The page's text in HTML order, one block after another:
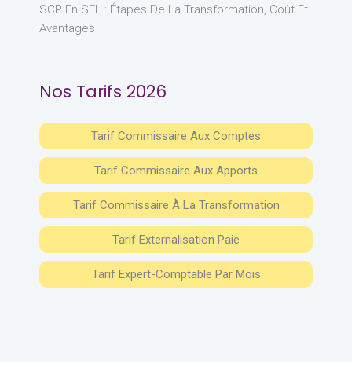
SCP En SEL : Étapes De La Transformation, Coût Et
Avantages
Nos Tarifs 2026
Tarif Commissaire Aux Comptes
Tarif Commissaire Aux Apports
Tarif Commissaire À La Transformation
Tarif Externalisation Paie
Tarif Expert-Comptable Par Mois